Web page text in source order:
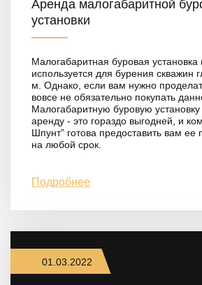
Аренда малогабаритной
установки
Малогабаритная буровая
используется для бурения скважин
м. Однако, если вам нужно
вовсе не обязательно покупать
Малогабаритную буровую
аренду - это гораздо выгодней, и
Шпунт” готова предоставить вам
на любой срок.
Подробнее
01.03.2022